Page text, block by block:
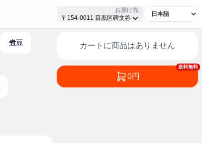
お届け先
〒154-0011 目黒区碑文谷
煮豆 カートに商品はありません
送料無料
0円